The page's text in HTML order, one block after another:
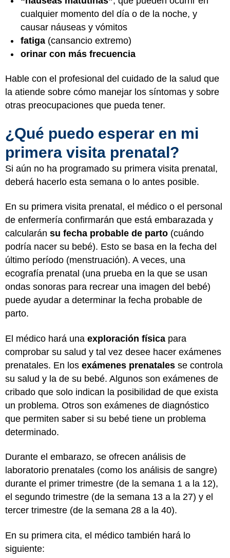
cualquier momento del día o de la noche, y
causar náuseas y vómitos
fatiga (cansancio extremo)
orinar con más frecuencia
Hable con el profesional del cuidado de la salud que
la atiende sobre cómo manejar los síntomas y sobre
otras preocupaciones que pueda tener.
¿Qué puedo esperar en mi
primera visita prenatal?
Si aún no ha programado su primera visita prenatal,
deberá hacerlo esta semana o lo antes posible.
En su primera visita prenatal, el médico o el personal
de enfermería confirmarán que está embarazada y
calcularán su fecha probable de parto (cuándo
podría nacer su bebé). Esto se basa en la fecha del
último período (menstruación). A veces, una
ecografía prenatal (una prueba en la que se usan
ondas sonoras para recrear una imagen del bebé)
puede ayudar a determinar la fecha probable de
parto.
El médico hará una exploración física para
comprobar su salud y tal vez desee hacer exámenes
prenatales. En los exámenes prenatales se controla
su salud y la de su bebé. Algunos son exámenes de
cribado que solo indican la posibilidad de que exista
un problema. Otros son exámenes de diagnóstico
que permiten saber si su bebé tiene un problema
determinado.
Durante el embarazo, se ofrecen análisis de
laboratorio prenatales (como los análisis de sangre)
durante el primer trimestre (de la semana 1 a la 12),
el segundo trimestre (de la semana 13 a la 27) y el
tercer trimestre (de la semana 28 a la 40).
En su primera cita, el médico también hará lo
siguiente: